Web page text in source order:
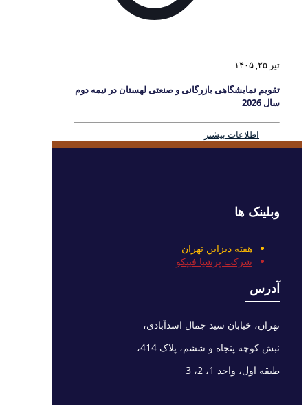
تیر ۲۵, ۱۴۰۵
تقویم نمایشگاهی بازرگانی و صنعتی لهستان در نیمه دوم
سال 2026
اطلاعات بیشتر
وبلینک ها
هفته دیزاین تهران
شرکت پرشیا فیپکو
آدرس
تهران، خیابان سید جمال اسدآبادی،
نبش کوچه پنجاه و ششم، پلاک 414،
طبقه اول، واحد 1، 2، 3